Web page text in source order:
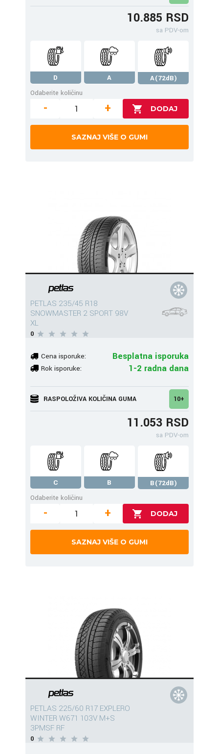
10.885 RSD
sa PDV-om
D A
A(72dB)
Odaberite količinu
- +
SAZNAJ VIŠE O GUMI
PETLAS 235/45 R18
SNOWMASTER 2 SPORT 98V
XL
0
Cena isporuke: Besplatna isporuka
Rok isporuke: 1-2 radna dana
RASPOLOŽIVA KOLIČINA GUMA 10+
11.053 RSD
sa PDV-om
C B
B(72dB)
Odaberite količinu
- +
SAZNAJ VIŠE O GUMI
PETLAS 225/60 R17 EXPLERO
WINTER W671 103V M+S
3PMSF RF
0